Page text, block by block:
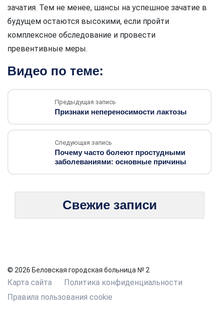
зачатия. Тем не менее, шансы на успешное зачатие в
будущем остаются высокими, если пройти
комплексное обследование и провести
превентивные меры.
Видео по теме:
Предыдущая запись
Признаки непереносимости лактозы
Следующая запись
Почему часто болеют простудными
заболеваниями: основные причины
Свежие записи
© 2026 Беловская городская больница № 2
Карта сайта
Политика конфиденциальности
Правила пользования cookie